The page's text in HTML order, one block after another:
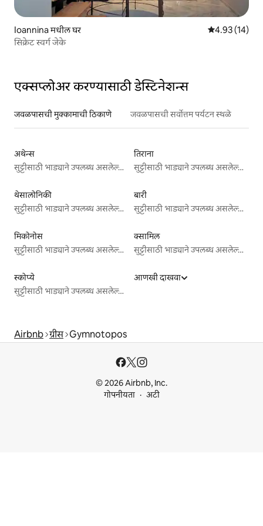
Ioannina मधील घर 5 पैकी 4.93
4.93 (14)
सिक्रेट स्वर्ग जेके
एक्सप्लोअर करण्यासाठी डेस्टिनेशन्स
जवळपासची मुक्कामाची ठिकाणे जवळपासची सर्वोत्तम पर्यटन स्थळे
अथेन्स
सुट्टीसाठी भाड्याने उपलब्ध असलेल्या जागा
तिराना
सुट्टीसाठी भाड्याने उपलब्ध असलेल्या जागा
थेसालोनिकी
सुट्टीसाठी भाड्याने उपलब्ध असलेल्या जागा
बारी
सुट्टीसाठी भाड्याने उपलब्ध असलेल्या जागा
मिकोनोस
सुट्टीसाठी भाड्याने उपलब्ध असलेल्या जागा
क्सामिल
सुट्टीसाठी भाड्याने उपलब्ध असलेल्या जागा
स्कोप्ये
सुट्टीसाठी भाड्याने उपलब्ध असलेल्या जागा
आणखी दाखवा
Airbnb ग्रीस Gymnotopos
© 2026 Airbnb, Inc.
गोपनीयता
अटी